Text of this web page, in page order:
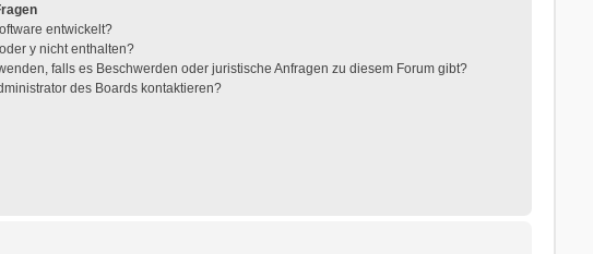
entwickelt?
y nicht enthalten?
falls es Beschwerden oder juristische Anfragen zu diesem Forum gibt?
des Boards kontaktieren?